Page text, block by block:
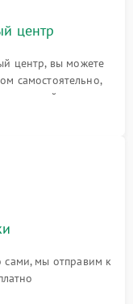
центр
центр, вы можете
самостоятельно,
на сайте
сами, мы отправим к